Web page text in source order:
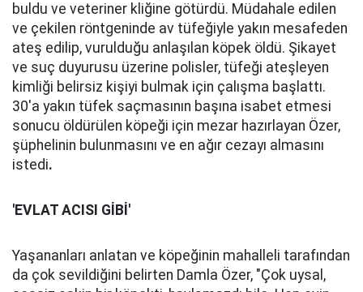
buldu ve veteriner kliğine götürdü. Müdahale edilen
ve çekilen röntgeninde av tüfeğiyle yakın mesafeden
ateş edilip, vurulduğu anlaşılan köpek öldü. Şikayet
ve suç duyurusu üzerine polisler, tüfeği ateşleyen
kimliği belirsiz kişiyi bulmak için çalışma başlattı.
30'a yakın tüfek saçmasının başına isabet etmesi
sonucu öldürülen köpeği için mezar hazırlayan Özer,
şüphelinin bulunmasını ve en ağır cezayı almasını
istedi.
'EVLAT ACISI GİBİ'
Yaşananları anlatan ve köpeğinin mahalleli tarafından
da çok sevildiğini belirten Damla Özer, "Çok uysal,